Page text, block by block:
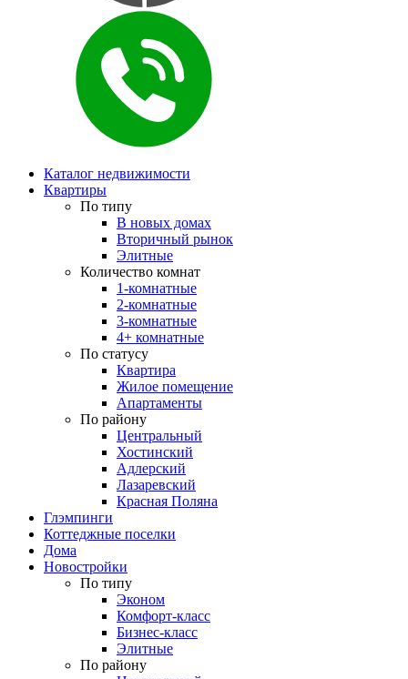
Каталог недвижимости
Квартиры
По типу
В новых домах
Вторичный рынок
Элитные
Количество комнат
1-комнатные
2-комнатные
3-комнатные
4+ комнатные
По статусу
Квартира
Жилое помещение
Апартаменты
По району
Центральный
Хостинский
Адлерский
Лазаревский
Красная Поляна
Глэмпинги
Коттеджные поселки
Дома
Новостройки
По типу
Эконом
Комфорт-класс
Бизнес-класс
Элитные
По району